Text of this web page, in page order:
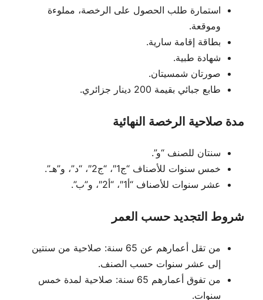
استمارة طلب الحصول على الرخصة، مملوءة
وموقعة.
بطاقة إقامة سارية.
شهادة طبية.
صورتان شمسيتان.
طابع جبائي بقيمة 200 دينار جزائري.
مدة صلاحية الرخصة النهائية
سنتان للصنف “و”.
خمس سنوات للأصناف “ج1″، “ج2″، “د”، و”هـ”.
عشر سنوات للأصناف “أ1″، “أ2″، و”ب”.
شروط التجديد حسب العمر
من تقل أعمارهم عن 65 سنة: صلاحية من سنتين
إلى عشر سنوات حسب الصنف.
من تفوق أعمارهم 65 سنة: صلاحية لمدة خمس
سنوات.